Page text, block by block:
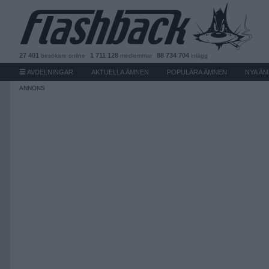
27 401 besökare online 1 711 128 medlemmar 88 734 704 inlägg
AVDELNINGAR AKTUELLA ÄMNEN POPULÄRA ÄMNEN NYA